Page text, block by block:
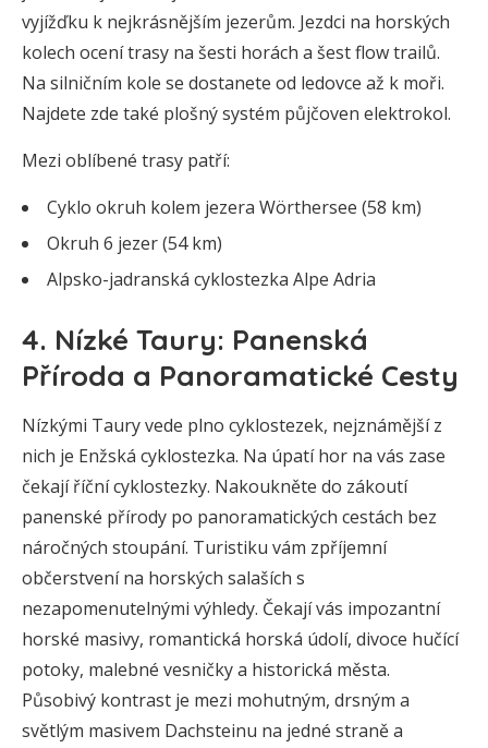
vyjížďku k nejkrásnějším jezerům. Jezdci na horských
kolech ocení trasy na šesti horách a šest flow trailů.
Na silničním kole se dostanete od ledovce až k moři.
Najdete zde také plošný systém půjčoven elektrokol.
Mezi oblíbené trasy patří:
Cyklo okruh kolem jezera Wörthersee (58 km)
Okruh 6 jezer (54 km)
Alpsko-jadranská cyklostezka Alpe Adria
4. Nízké Taury: Panenská
Příroda a Panoramatické Cesty
Nízkými Taury vede plno cyklostezek, nejznámější z
nich je Enžská cyklostezka. Na úpatí hor na vás zase
čekají říční cyklostezky. Nakoukněte do zákoutí
panenské přírody po panoramatických cestách bez
náročných stoupání. Turistiku vám zpříjemní
občerstvení na horských salaších s
nezapomenutelnými výhledy. Čekají vás impozantní
horské masivy, romantická horská údolí, divoce hučící
potoky, malebné vesničky a historická města.
Působivý kontrast je mezi mohutným, drsným a
světlým masivem Dachsteinu na jedné straně a